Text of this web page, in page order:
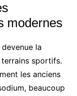
modernes
la
terrains sportifs.
les anciens
beaucoup